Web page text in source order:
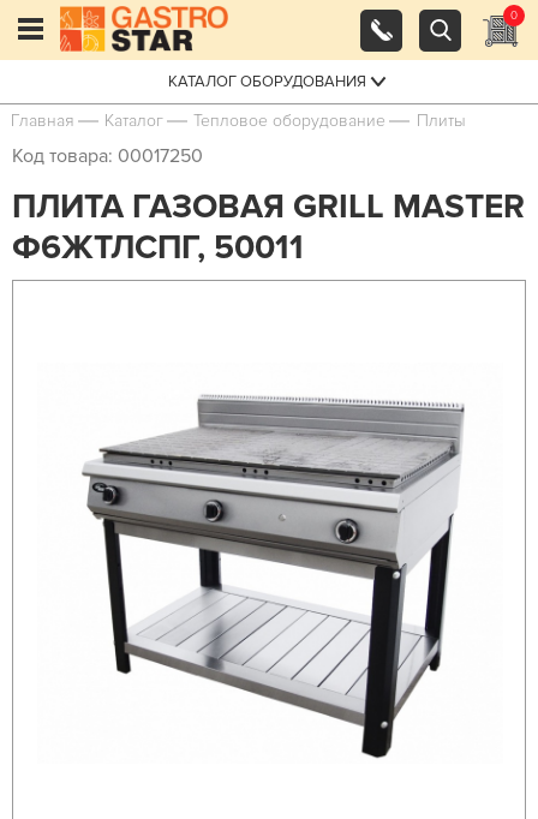
0
КАТАЛОГ ОБОРУДОВАНИЯ
Главная Каталог Тепловое оборудование Плиты
Код товара: 00017250
ПЛИТА ГАЗОВАЯ GRILL MASTER
Ф6ЖТЛСПГ, 50011